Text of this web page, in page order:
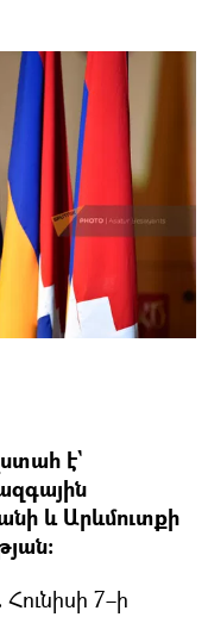
է`
և Արևմուտքի
Հունիսի 7–ի